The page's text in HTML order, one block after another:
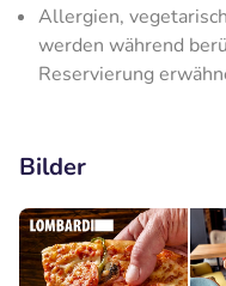
Allergien,
werden während
Reservierung
Bilder